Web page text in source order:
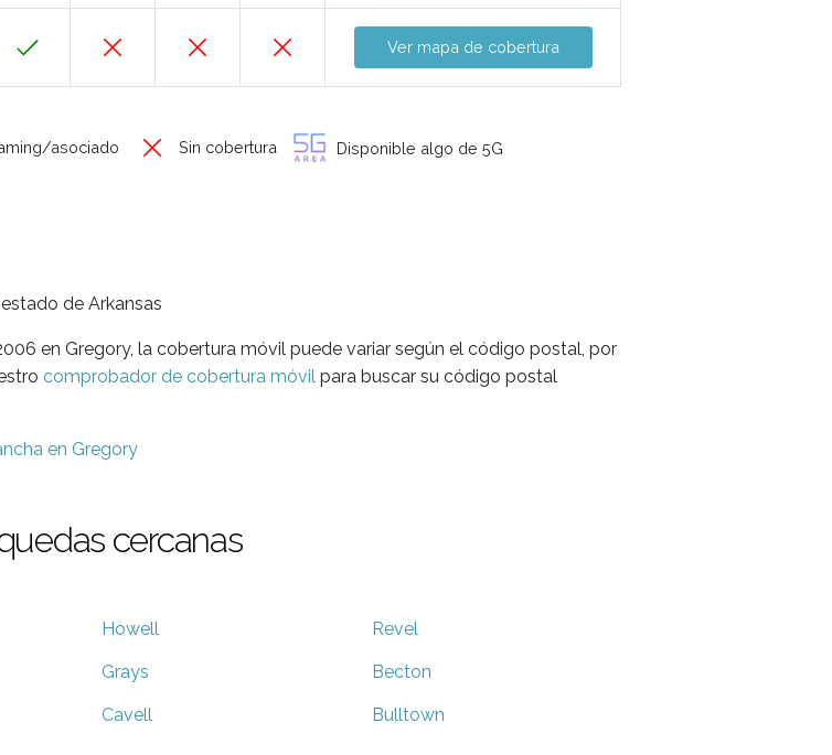
Ver mapa de cobertura
asociado Sin cobertura Disponible algo de 5G
de Arkansas
en Gregory, la cobertura móvil puede variar según el código postal, por
comprobador de cobertura móvil para buscar su código postal
en Gregory
cercanas
Howell Revel
Grays Becton
Cavell Bulltown